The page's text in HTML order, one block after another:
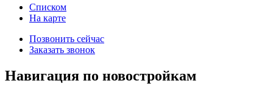
Списком
На карте
Позвонить сейчас
Заказать звонок
Навигация по новостройкам